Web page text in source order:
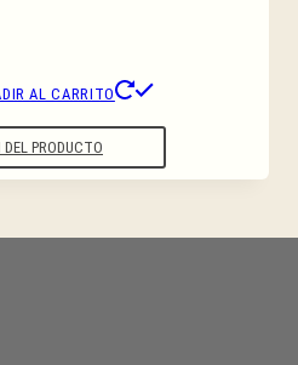
AL CARRITO
PRODUCTO